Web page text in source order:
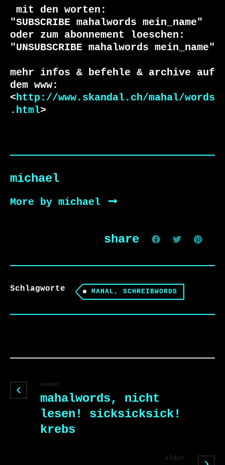
"SUBSCRIBE mahalwords mein_name"
oder zum abonnement loeschen:
"UNSUBSCRIBE mahalwords mein_name"
mehr infos & befehle & archive auf
dem www:
<http://www.skandal.ch/mahal/words
.html>
michael
More by michael
share
Schlagworte MAHAL, SCHREIBWORDS
newer
mahalwords, nicht
lesen! sicksicksick!
krebs
older